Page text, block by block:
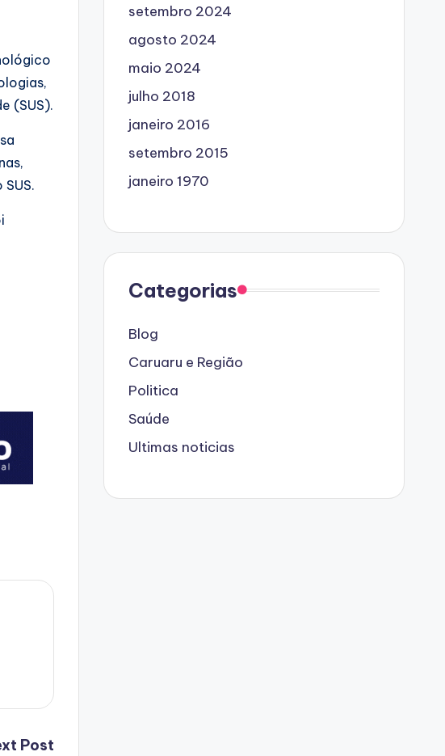
(SUS).
Post
setembro 2024
agosto 2024
maio 2024
julho 2018
janeiro 2016
setembro 2015
janeiro 1970
Categorias
Blog
Caruaru e Região
Politica
Saúde
Ultimas noticias